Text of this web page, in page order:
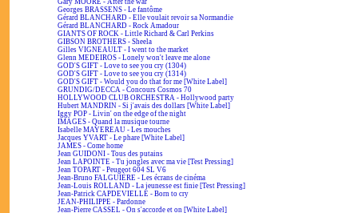
Gary MOORE - After the war
Georges BRASSENS - Le fantôme
Gérard BLANCHARD - Elle voulait revoir sa Normandie
Gérard BLANCHARD - Rock Amadour
GIANTS OF ROCK - Little Richard & Carl Perkins
GIBSON BROTHERS - Sheela
Gilles VIGNEAULT - I went to the market
Glenn MEDEIROS - Lonely won't leave me alone
GOD'S GIFT - Love to see you cry (1304)
GOD'S GIFT - Love to see you cry (1314)
GOD'S GIFT - Would you do that for me [White Label]
GRUNDIG/DECCA - Concours Cosmos 70
HOLLYWOOD CLUB ORCHESTRA - Hollywood party
Hubert MANDRIN - Si j'avais des dollars [White Label]
Iggy POP - Livin' on the edge of the night
IMAGES - Quand la musique tourne
Isabelle MAYEREAU - Les mouches
Jacques YVART - Le phare [White Label]
JAMES - Come home
Jean GUIDONI - Tous des putains
Jean LAPOINTE - Tu jongles avec ma vie [Test Pressing]
Jean TOPART - Peugeot 604 SL V6
Jean-Bruno FALGUIÈRE - Les écrans de cinéma
Jean-Louis ROLLAND - La jeunesse est finie [Test Pressing]
Jean-Patrick CAPDEVIELLE - Born to cry
JEAN-PHILIPPE - Pardonne
Jean-Pierre CASSEL - On s'accorde et on [White Label]